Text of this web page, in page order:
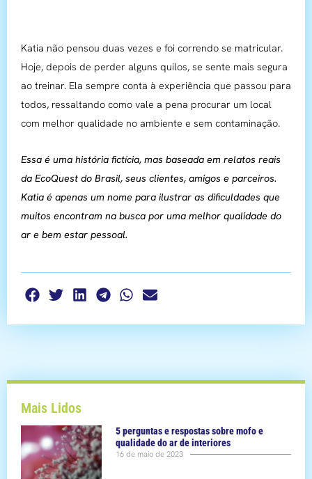
Katia não pensou duas vezes e foi correndo se matricular.
Hoje, depois de perder alguns quilos, se sente mais segura
ao treinar. Ela sempre conta à experiência que passou para
todos, ressaltando como vale a pena procurar um local
com melhor qualidade no ambiente e sem contaminação.
Essa é uma história fictícia, mas baseada em relatos reais
da EcoQuest do Brasil, seus clientes, amigos e parceiros.
Katia é apenas um nome para ilustrar as dificuldades que
muitos encontram na busca por uma melhor qualidade do
ar e bem estar pessoal.
Mais Lidos
5 perguntas e respostas sobre mofo e
qualidade do ar de interiores
16 de maio de 2023